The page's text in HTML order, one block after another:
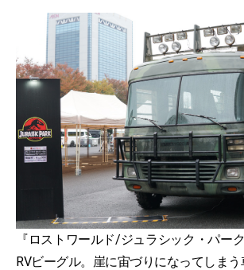
『ロストワールド/ジュラシック・パー
RVビーグル。崖に宙づりになってしまう